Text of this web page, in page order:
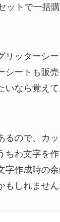
ットで一括
リッターシー
ートも販売
いなら覚え
るので、カ
ちわ文字を
字作成時の
もしれません